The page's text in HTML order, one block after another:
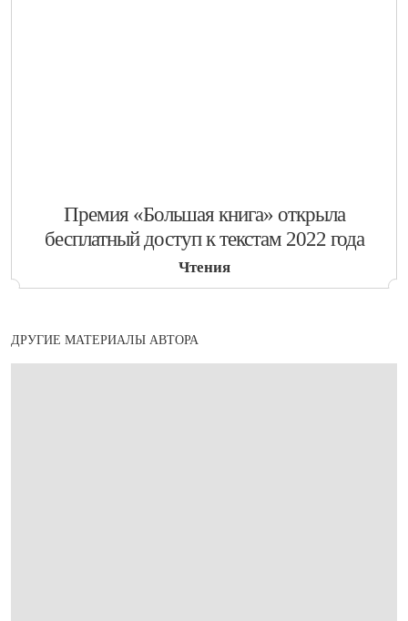
​Премия «Большая книга» открыла
бесплатный доступ к текстам 2022 года
Чтения
ДРУГИЕ МАТЕРИАЛЫ АВТОРА